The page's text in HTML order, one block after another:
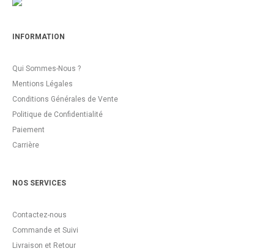
INFORMATION
Qui Sommes-Nous ?
Mentions Légales
Conditions Générales de Vente
Politique de Confidentialité
Paiement
Carrière
NOS SERVICES
Contactez-nous
Commande et Suivi
Livraison et Retour